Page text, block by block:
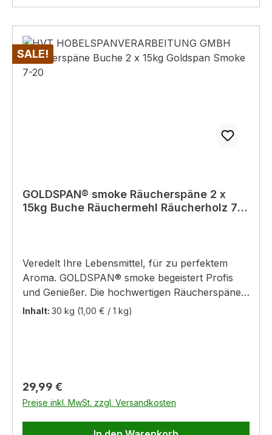
SALE!
GOLDSPAN® smoke Räucherspäne 2 x
15kg Buche Räuchermehl Räucherholz 7-
Veredelt Ihre Lebensmittel, für zu perfektem
Aroma. GOLDSPAN® smoke begeistert Profis
und Genießer. Die hochwertigen Räucherspäne
aus ganzen Buchenholzstämmen verleihen
Räucherprozess: - naturbelassenes
Buchenrundholz - technologisch entstaubt -
ausgezeichnetes Glimmverhalten - sehr
Inhalt: 30 kg (1,00 € / 1 kg)
Regulärer Preis:
29,99 €
Preise inkl. MwSt. zzgl. Versandkosten